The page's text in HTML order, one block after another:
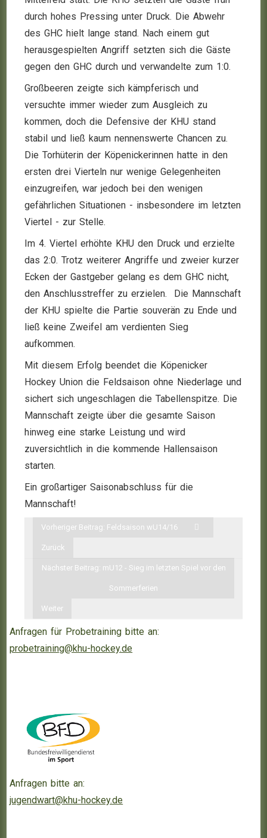
durch hohes Pressing unter Druck. Die Abwehr
des GHC hielt lange stand. Nach einem gut
herausgespielten Angriff setzten sich die Gäste
gegen den GHC durch und verwandelte zum 1:0.
Großbeeren zeigte sich kämpferisch und
versuchte immer wieder zum Ausgleich zu
kommen, doch die Defensive der KHU stand
stabil und ließ kaum nennenswerte Chancen zu.
Die Torhüterin der Köpenickerinnen hatte in den
ersten drei Vierteln nur wenige Gelegenheiten
einzugreifen, war jedoch bei den wenigen
gefährlichen Situationen - insbesondere im letzten
Viertel - zur Stelle.
Im 4. Viertel erhöhte KHU den Druck und erzielte
das 2:0. Trotz weiterer Angriffe und zweier kurzer
Ecken der Gastgeber gelang es dem GHC nicht,
den Anschlusstreffer zu erzielen. Die Mannschaft
der KHU spielte die Partie souverän zu Ende und
ließ keine Zweifel am verdienten Sieg
aufkommen.
Mit diesem Erfolg beendet die Köpenicker
Hockey Union die Feldsaison ohne Niederlage und
sichert sich ungeschlagen die Tabellenspitze. Die
Mannschaft zeigte über die gesamte Saison
hinweg eine starke Leistung und wird
zuversichtlich in die kommende Hallensaison
starten.
Ein großartiger Saisonabschluss für die
Mannschaft!
Vorheriger Beitrag: Feldsaison wU14/16
Zurück
Nächster Beitrag: mU12 - Sieg im letzten Spiel vor den
Sommerferien
Weiter
Anfragen für Probetraining bitte an:
probetraining@khu-hockey.de
Anfragen bitte an:
jugendwart@khu-hockey.de